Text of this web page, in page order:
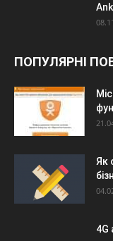
ПОПУЛЯРНІ
Як
4G